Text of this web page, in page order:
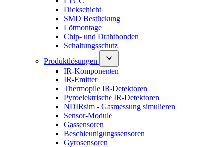
Dickschicht
SMD Bestückung
Lötmontage
Chip- und Drahtbonden
Schaltungsschutz
Produktlösungen
IR-Komponenten
IR-Emitter
Thermopile IR-Detektoren
Pyroelektrische IR-Detektoren
NDIRsim - Gasmessung simulieren
Sensor-Module
Gassensoren
Beschleunigungssensoren
Gyrosensoren